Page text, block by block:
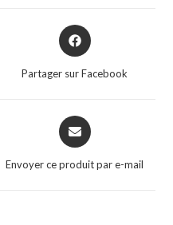
Partager sur Facebook
Envoyer ce produit par e-mail